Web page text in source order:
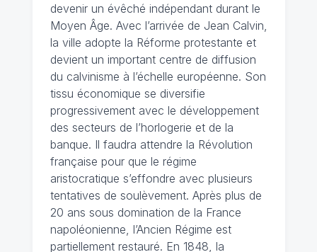
devenir un évêché indépendant durant le
Moyen Âge. Avec l’arrivée de Jean Calvin,
la ville adopte la Réforme protestante et
devient un important centre de diffusion
du calvinisme à l’échelle européenne. Son
tissu économique se diversifie
progressivement avec le développement
des secteurs de l’horlogerie et de la
banque. Il faudra attendre la Révolution
française pour que le régime
aristocratique s’effondre avec plusieurs
tentatives de soulèvement. Après plus de
20 ans sous domination de la France
napoléonienne, l’Ancien Régime est
partiellement restauré. En 1848, la